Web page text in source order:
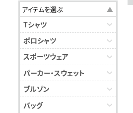
アイテムを選ぶ
Tシャツ
ポロシャツ
スポーツウェア
パーカー・スウェット
ブルゾン
バッグ